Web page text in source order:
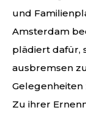
und
Amsterdam
plädiert dafür,
ausbremsen
Gelegenheiten
Zu ihrer